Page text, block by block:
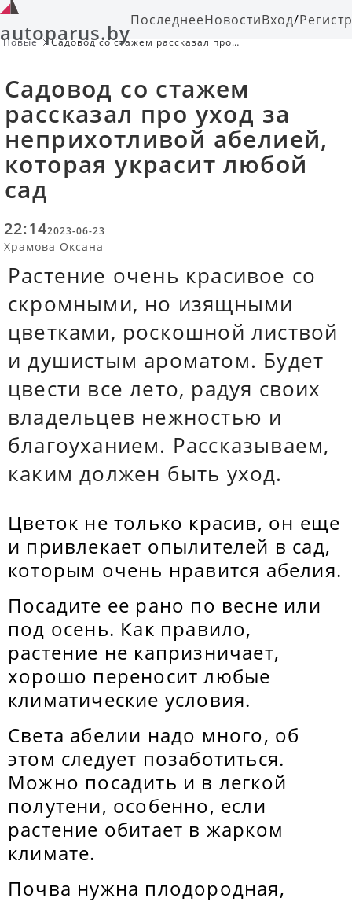
autoparus.byПоследнееНовостиВход/
Новые
Садовод со стажем рассказал про
Садовод со стажем
рассказал про уход за
неприхотливой абелией,
которая украсит любой
сад
22:142023-06-23
Храмова Оксана
Растение очень красивое со
скромными, но изящными
цветками, роскошной листвой
и душистым ароматом. Будет
цвести все лето, радуя своих
владельцев нежностью и
благоуханием. Рассказываем,
каким должен быть уход.
Цветок не только красив, он еще
и привлекает опылителей в сад,
которым очень нравится абелия.
Посадите ее рано по весне или
под осень. Как правило,
растение не капризничает,
хорошо переносит любые
климатические условия.
Света абелии надо много, об
этом следует позаботиться.
Можно посадить и в легкой
полутени, особенно, если
растение обитает в жарком
климате.
Почва нужна плодородная,